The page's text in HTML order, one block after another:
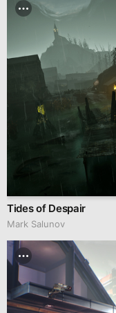
Tides of Despair
Mark Salunov